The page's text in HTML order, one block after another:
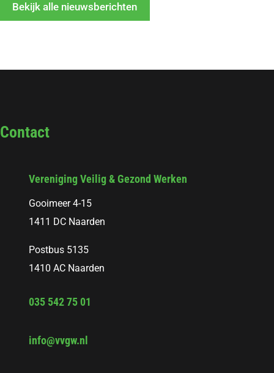
Bekijk alle nieuwsberichten
Contact
Vereniging Veilig & Gezond Werken
Gooimeer 4-15
1411 DC Naarden
Postbus 5135
1410 AC Naarden
035 542 75 01
info@vvgw.nl